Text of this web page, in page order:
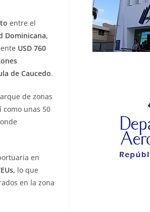
entre el
Dominicana,
USD 760
de Caucedo.
de zonas
como unas 50
en
lo que
en la zona